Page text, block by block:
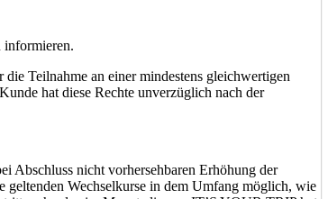
informieren.
Teilnahme an einer mindestens gleichwertigen
hat diese Rechte unverzüglich nach der
Abschluss nicht vorhersehbaren Erhöhung der
geltenden Wechselkurse in dem Umfang möglich, wie